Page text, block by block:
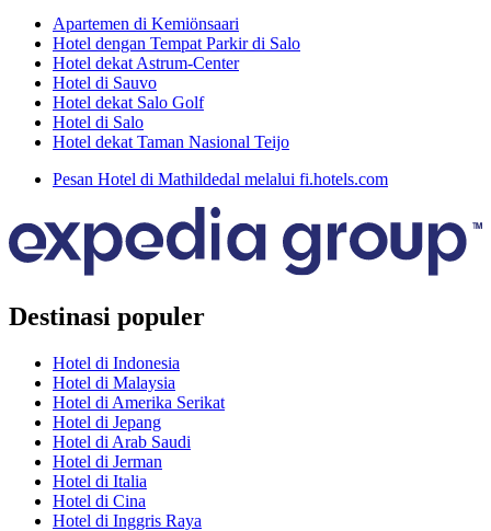
Apartemen di Kemiönsaari
Hotel dengan Tempat Parkir di Salo
Hotel dekat Astrum-Center
Hotel di Sauvo
Hotel dekat Salo Golf
Hotel di Salo
Hotel dekat Taman Nasional Teijo
Pesan Hotel di Mathildedal melalui fi.hotels.com
Destinasi populer
Hotel di Indonesia
Hotel di Malaysia
Hotel di Amerika Serikat
Hotel di Jepang
Hotel di Arab Saudi
Hotel di Jerman
Hotel di Italia
Hotel di Cina
Hotel di Inggris Raya